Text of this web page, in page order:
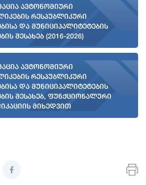
ავტონომიური
რესპუბლიკური
და მუნიციპალიტეტების
შესახებ (2016-2026)
ავტონომიური
რესპუბლიკური
და მუნიციპალიტეტების
შესახებ, ფუნქციონალური
მიხედვით